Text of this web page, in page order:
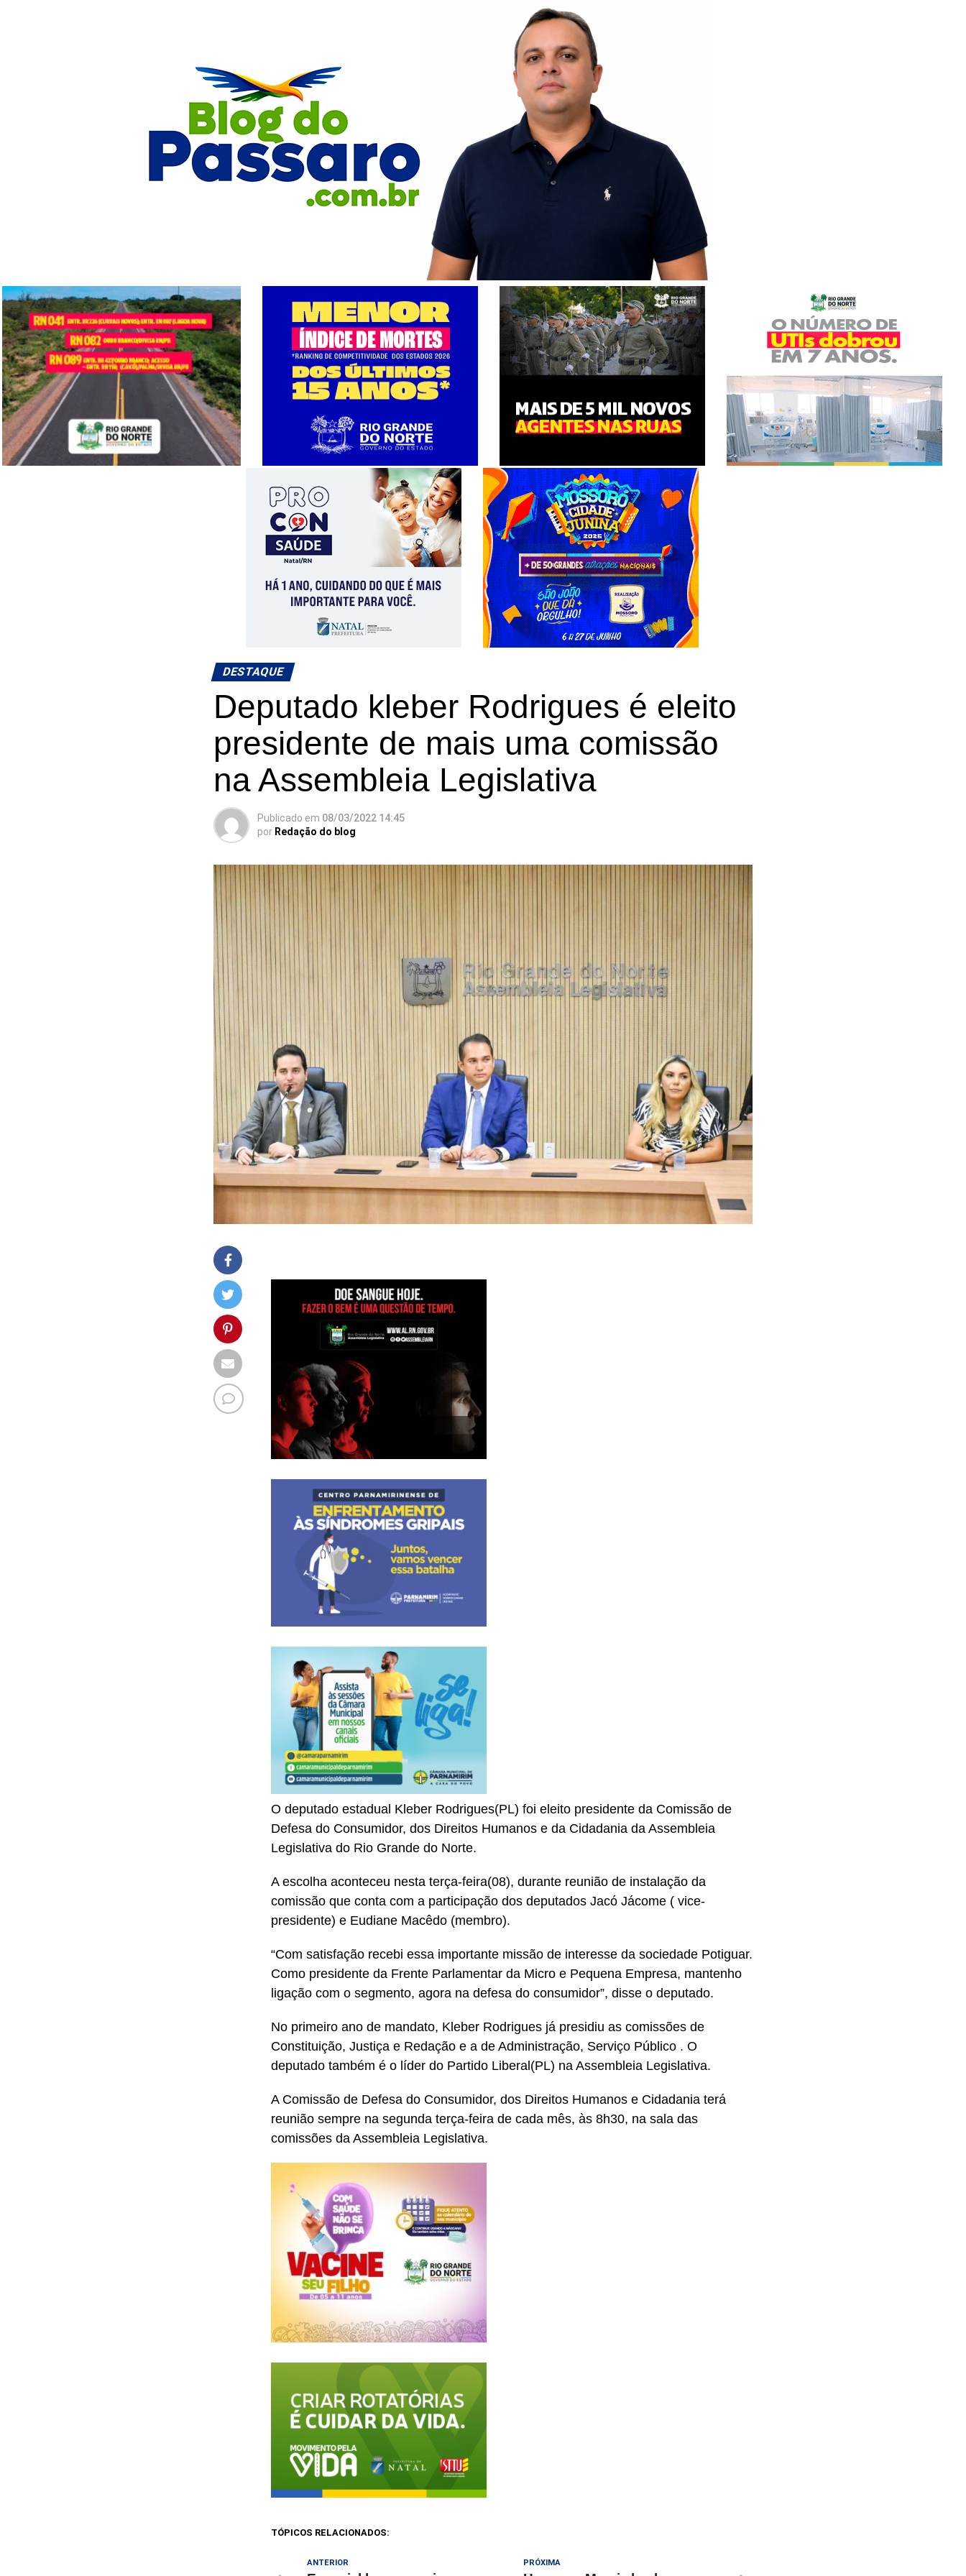
DESTAQUE
Deputado kleber Rodrigues é eleito
presidente de mais uma comissão
na Assembleia Legislativa
Publicado em 08/03/2022 14:45
por Redação do blog
O deputado estadual Kleber Rodrigues(PL) foi eleito presidente da Comissão de
Defesa do Consumidor, dos Direitos Humanos e da Cidadania da Assembleia
Legislativa do Rio Grande do Norte.
A escolha aconteceu nesta terça-feira(08), durante reunião de instalação da
comissão que conta com a participação dos deputados Jacó Jácome ( vice-
presidente) e Eudiane Macêdo (membro).
“Com satisfação recebi essa importante missão de interesse da sociedade Potiguar.
Como presidente da Frente Parlamentar da Micro e Pequena Empresa, mantenho
ligação com o segmento, agora na defesa do consumidor”, disse o deputado.
No primeiro ano de mandato, Kleber Rodrigues já presidiu as comissões de
Constituição, Justiça e Redação e a de Administração, Serviço Público . O
deputado também é o líder do Partido Liberal(PL) na Assembleia Legislativa.
A Comissão de Defesa do Consumidor, dos Direitos Humanos e Cidadania terá
reunião sempre na segunda terça-feira de cada mês, às 8h30, na sala das
comissões da Assembleia Legislativa.
TÓPICOS RELACIONADOS:
PRÓXIMA
ANTERIOR